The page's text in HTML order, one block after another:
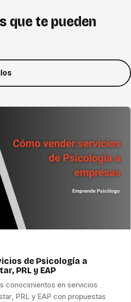
que te pueden
de Psicología a
PRL y EAP
conocimientos en servicios
PRL y EAP con propuestas